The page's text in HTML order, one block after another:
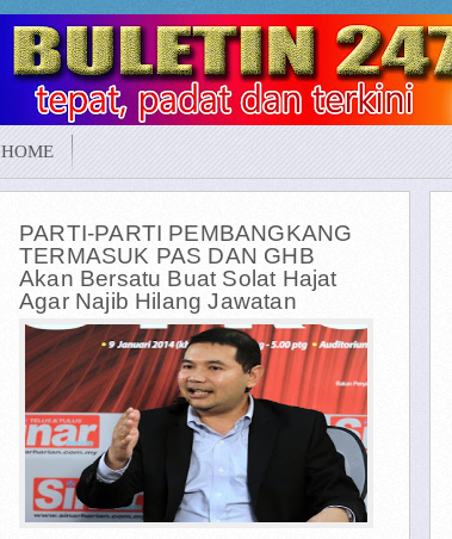
HOME
PARTI-PARTI PEMBANGKANG
TERMASUK PAS DAN GHB
Akan Bersatu Buat Solat Hajat
Agar Najib Hilang Jawatan